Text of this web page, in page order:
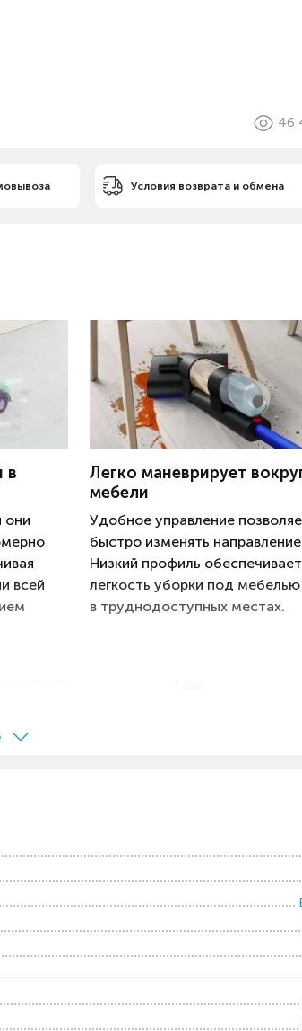
46
Условия возврата и обмена
в
они
всей
Легко маневрирует
мебели
Удобное управление
быстро изменять
Низкий профиль обеспечивает
легкость уборки под мебелью
в труднодоступных местах.
Через
Устраняет влажные и
Моторизованные ролики
обеспечивая быстрое и